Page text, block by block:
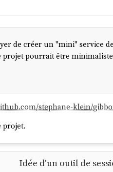
de créer un "mini" service
projet pourrait être
stephane-klein/
projet.
Idée d'un outil de